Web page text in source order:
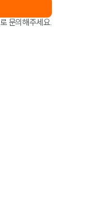
로 문의해주세요.